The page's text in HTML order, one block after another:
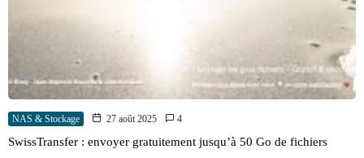
NAS & Stockage 27 août 2025 4
SwissTransfer : envoyer gratuitement jusqu’à 50 Go de fichiers